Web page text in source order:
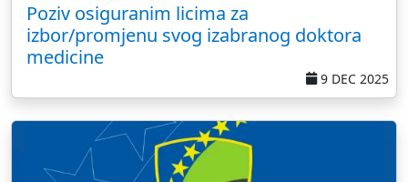
Poziv osiguranim licima za
izbor/promjenu svog izabranog doktora
medicine
9 DEC 2025